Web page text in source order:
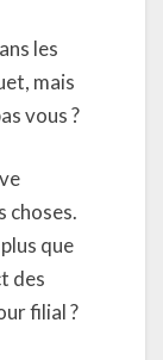
les
mais
vous ?
choses.
que
des
filial ?